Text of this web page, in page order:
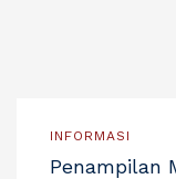
INFORMASI
Penampilan